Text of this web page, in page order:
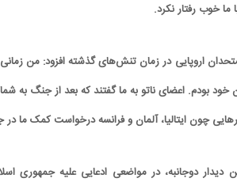
ما خوب رفتار نکرد.
اروپایی در زمان تنش‌های گذشته افزود: من
بودم. اعضای ناتو به ما گفتند که بعد از جنگ به
چون ایتالیا، آلمان و فرانسه درخواست کمک ما در
دوجانبه، در مواضعی ادعایی علیه جمهوری